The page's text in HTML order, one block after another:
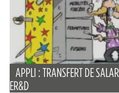
APPLI : TRANSFERT DE
ER&D